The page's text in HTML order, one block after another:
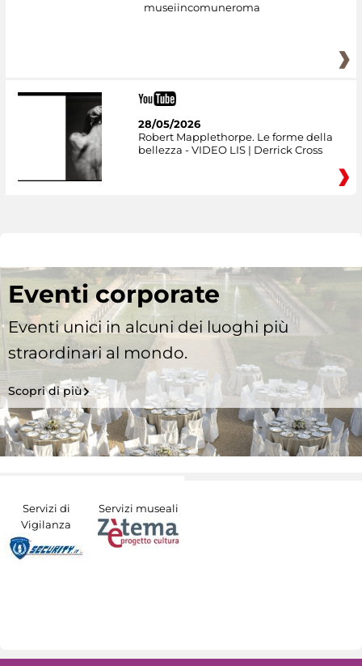
museiincomuneroma
28/05/2026
Robert Mapplethorpe. Le forme della
bellezza - VIDEO LIS | Derrick Cross
Eventi corporate
Eventi unici in alcuni dei luoghi più
straordinari al mondo.
Scopri di più
Servizi di
Vigilanza
Servizi museali